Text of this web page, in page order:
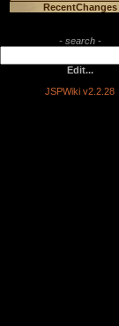
RecentChanges
- search -
Edit...
JSPWiki v2.2.28